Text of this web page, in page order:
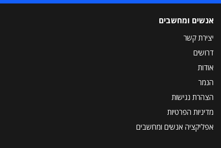
אנשים ומחשבים
יצירת קשר
דרושים
אודות
הנמר
הצהרת נגישות
מדיניות הפרטיות
אפליקציה אנשים ומחשבים